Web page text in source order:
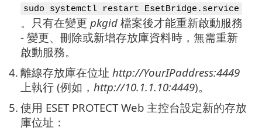
sudo systemctl restart EsetBridge.service
。只有在變更 pkgid 檔案後才能重新啟動服務
- 變更、刪除或新增存放庫資料時，無需重新
啟動服務。
4. 離線存放庫在位址 http://YourIPaddress:4449
上執行 (例如， http://10.1.1.10:4449)。
5. 使用 ESET PROTECT Web 主控台設定新的存放
庫位址：